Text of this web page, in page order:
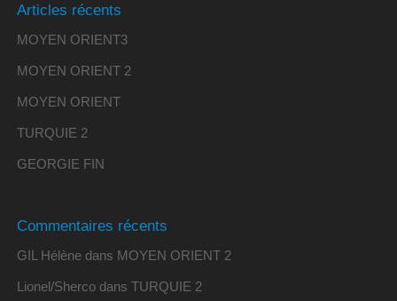
Articles récents
MOYEN ORIENT3
MOYEN ORIENT 2
MOYEN ORIENT
TURQUIE 2
GEORGIE FIN
Commentaires récents
GIL Hélènedans MOYEN ORIENT 2
Lionel/Shercodans TURQUIE 2